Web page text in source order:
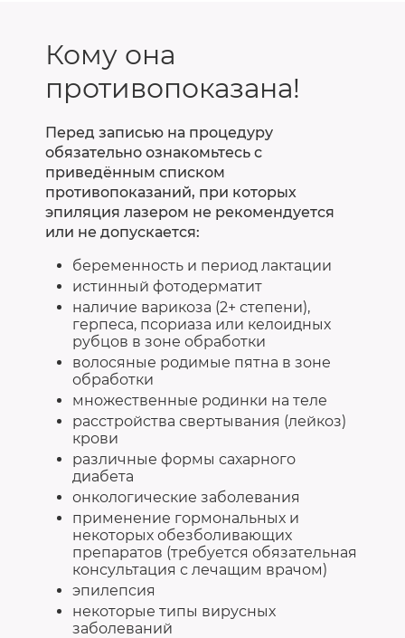
Кому она
противопоказана!
Перед записью на процедуру
обязательно ознакомьтесь с
приведённым списком
противопоказаний, при которых
эпиляция лазером не рекомендуется
или не допускается:
беременность и период лактации
истинный фотодерматит
наличие варикоза (2+ степени),
герпеса, псориаза или келоидных
рубцов в зоне обработки
волосяные родимые пятна в зоне
обработки
множественные родинки на теле
расстройства свертывания (лейкоз)
крови
различные формы сахарного
диабета
онкологические заболевания
применение гормональных и
некоторых обезболивающих
препаратов (требуется обязательная
консультация с лечащим врачом)
эпилепсия
некоторые типы вирусных
заболеваний